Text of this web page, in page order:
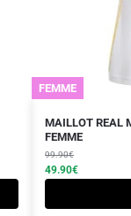
FEMME
MAILLOT REAL
FEMME
99.90€
Le
prix
initial
était :
49.90€
Le
prix
actuel
est :
Ce
produit
a
plusieurs
variations.